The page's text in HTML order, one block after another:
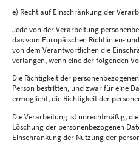
e) Recht auf Einschränkung der
Jede von der Verarbeitung
das vom Europäischen Richtlinien-
von dem Verantwortlichen die
verlangen, wenn eine der folgenden
Die Richtigkeit der
Person bestritten, und zwar für eine
ermöglicht, die Richtigkeit der
Die Verarbeitung ist unrechtmäßig,
Löschung der personenbezogenen
Einschränkung der Nutzung der